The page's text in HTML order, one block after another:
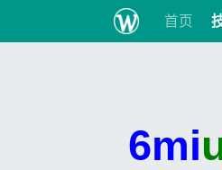
首页
6mi